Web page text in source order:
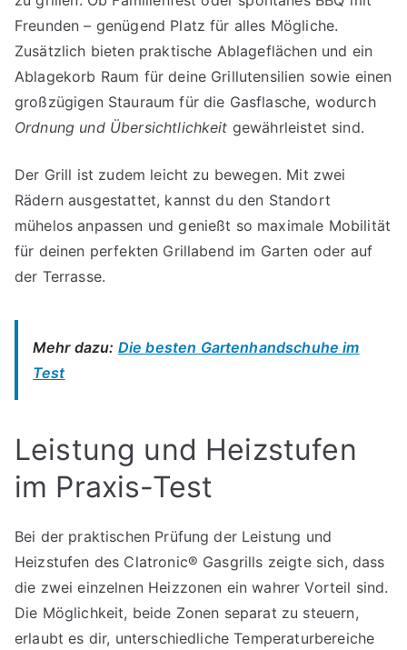
Freunden – genügend Platz für alles Mögliche.
Zusätzlich bieten praktische Ablageflächen und ein
Ablagekorb Raum für deine Grillutensilien sowie einen
großzügigen Stauraum für die Gasflasche, wodurch
Ordnung und Übersichtlichkeit gewährleistet sind.
Der Grill ist zudem leicht zu bewegen. Mit zwei
Rädern ausgestattet, kannst du den Standort
mühelos anpassen und genießt so maximale Mobilität
für deinen perfekten Grillabend im Garten oder auf
der Terrasse.
Mehr dazu: Die besten Gartenhandschuhe im
Test
Leistung und Heizstufen
im Praxis-Test
Bei der praktischen Prüfung der Leistung und
Heizstufen des Clatronic® Gasgrills zeigte sich, dass
die zwei einzelnen Heizzonen ein wahrer Vorteil sind.
Die Möglichkeit, beide Zonen separat zu steuern,
erlaubt es dir, unterschiedliche Temperaturbereiche